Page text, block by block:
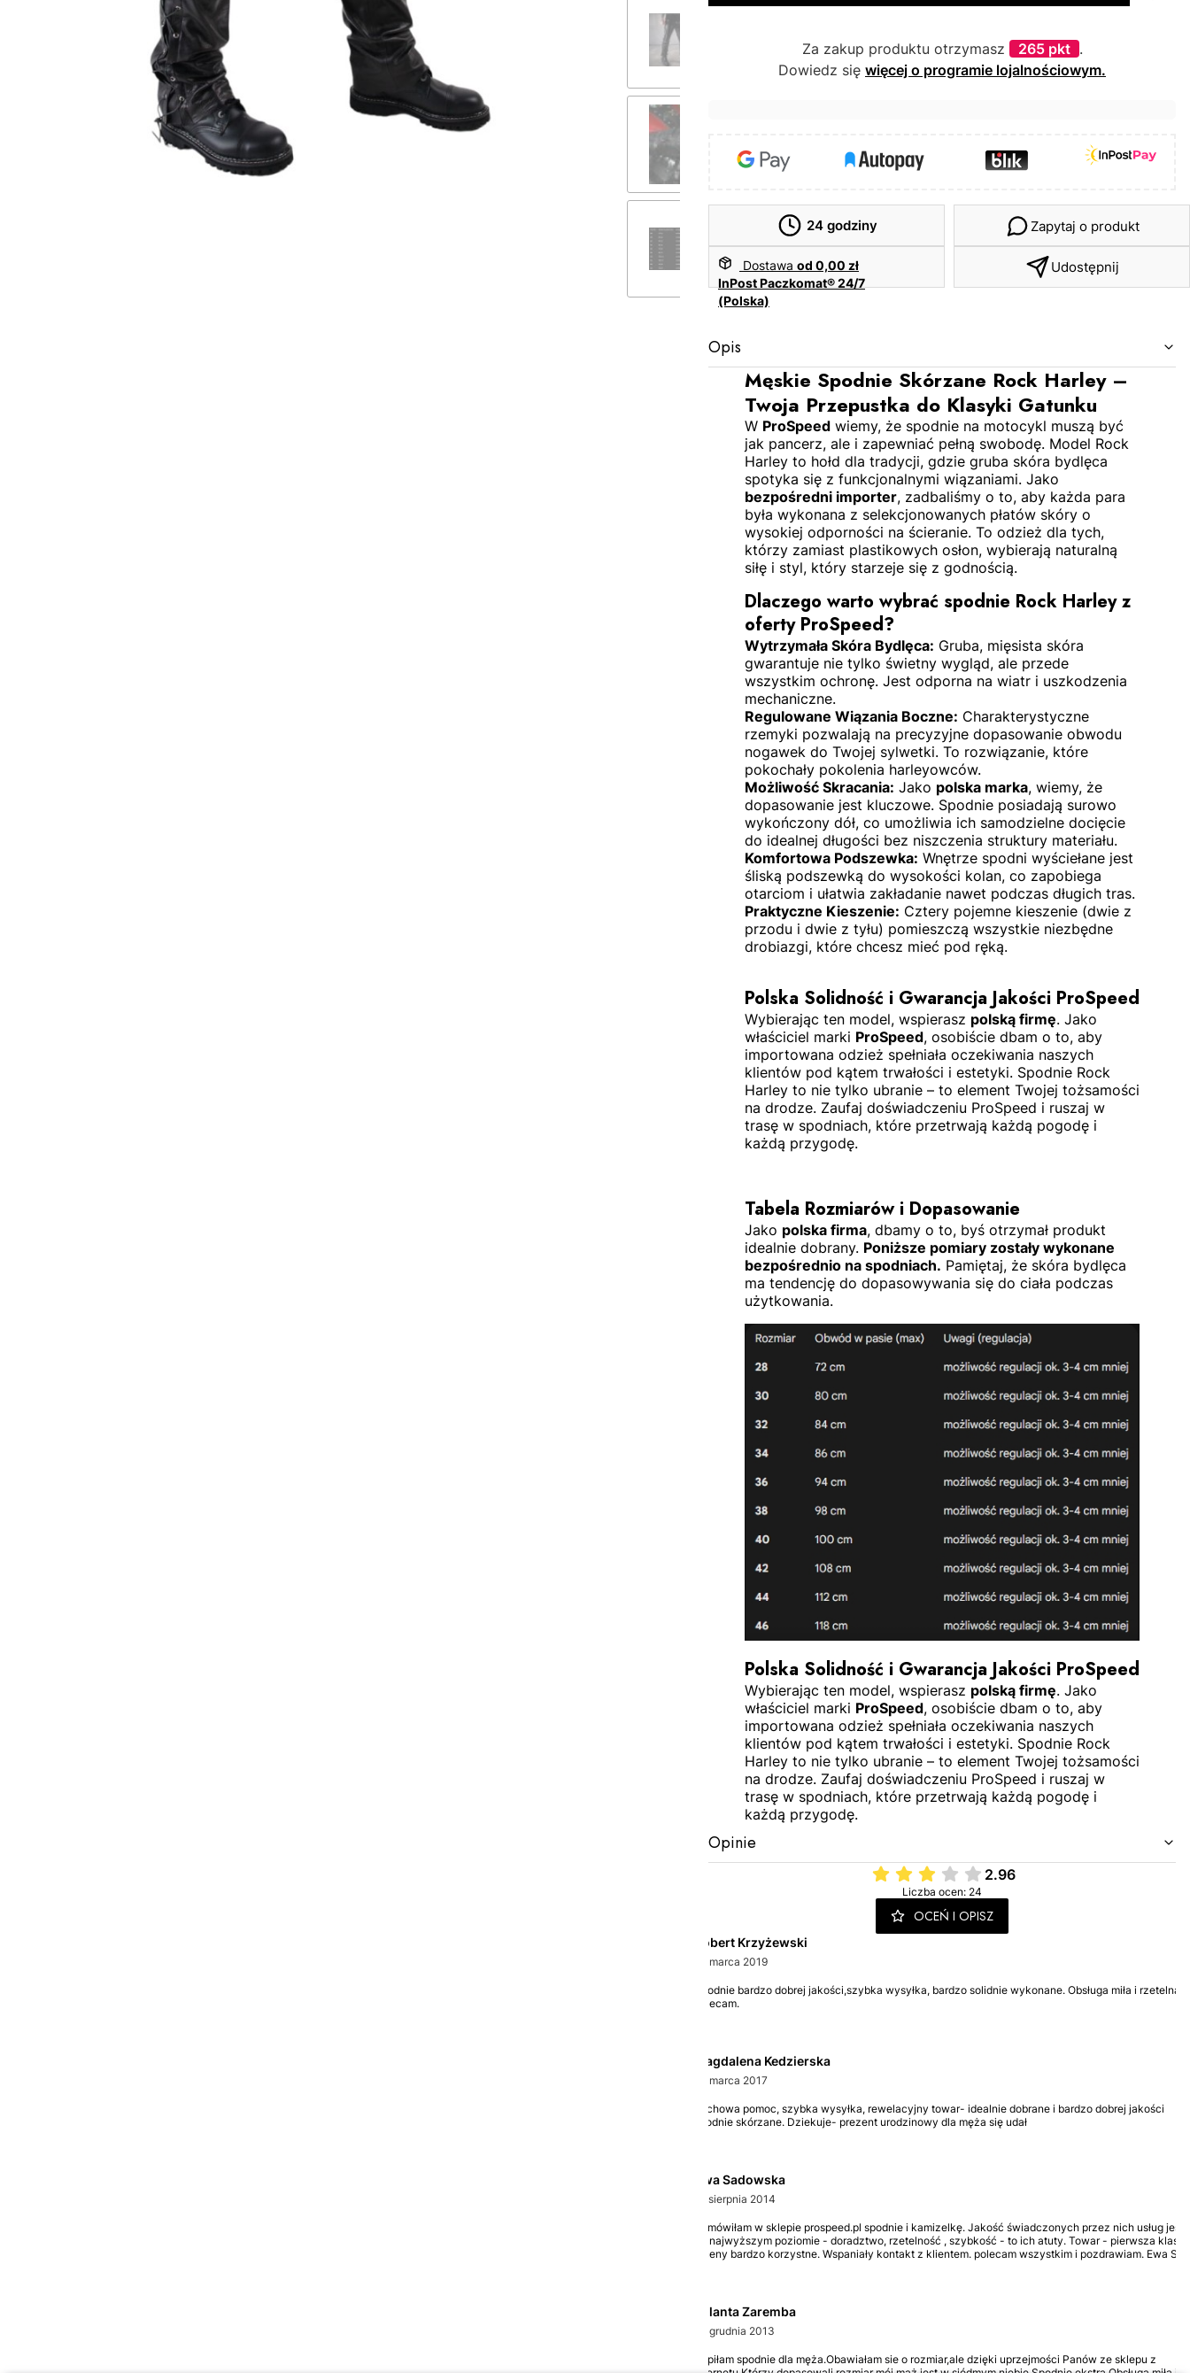
Za zakup produktu otrzymasz 265 pkt .
Dowiedz się więcej o programie lojalnościowym.
24 godziny
Dostawa od 0,00 zł
InPost Paczkomat® 24/7
(Polska)
Zapytaj o produkt
Udostępnij
Opis
Męskie Spodnie Skórzane Rock Harley –
Twoja Przepustka do Klasyki Gatunku
W ProSpeedwiemy, że spodnie na motocykl muszą być
jak pancerz, ale i zapewniać pełną swobodę. Model Rock
Harley to hołd dla tradycji, gdzie gruba skóra bydlęca
spotyka się z funkcjonalnymi wiązaniami. Jako
bezpośredni importer, zadbaliśmy o to, aby każda para
była wykonana z selekcjonowanych płatów skóry o
wysokiej odporności na ścieranie. To odzież dla tych,
którzy zamiast plastikowych osłon, wybierają naturalną
siłę i styl, który starzeje się z godnością.
Dlaczego warto wybrać spodnie Rock Harley z
oferty ProSpeed?
Wytrzymała Skóra Bydlęca: Gruba, mięsista skóra
gwarantuje nie tylko świetny wygląd, ale przede
wszystkim ochronę. Jest odporna na wiatr i uszkodzenia
mechaniczne.
Regulowane Wiązania Boczne: Charakterystyczne
rzemyki pozwalają na precyzyjne dopasowanie obwodu
nogawek do Twojej sylwetki. To rozwiązanie, które
pokochały pokolenia harleyowców.
Możliwość Skracania: Jako polska marka, wiemy, że
dopasowanie jest kluczowe. Spodnie posiadają surowo
wykończony dół, co umożliwia ich samodzielne docięcie
do idealnej długości bez niszczenia struktury materiału.
Komfortowa Podszewka: Wnętrze spodni wyściełane jest
śliską podszewką do wysokości kolan, co zapobiega
otarciom i ułatwia zakładanie nawet podczas długich tras.
Praktyczne Kieszenie: Cztery pojemne kieszenie (dwie z
przodu i dwie z tyłu) pomieszczą wszystkie niezbędne
drobiazgi, które chcesz mieć pod ręką.
Polska Solidność i Gwarancja Jakości ProSpeed
Wybierając ten model, wspierasz polską firmę. Jako
właściciel marki ProSpeed, osobiście dbam o to, aby
importowana odzież spełniała oczekiwania naszych
klientów pod kątem trwałości i estetyki. Spodnie Rock
Harley to nie tylko ubranie – to element Twojej tożsamości
na drodze. Zaufaj doświadczeniu ProSpeed i ruszaj w
trasę w spodniach, które przetrwają każdą pogodę i
każdą przygodę.
Tabela Rozmiarów i Dopasowanie
Jako polska firma, dbamy o to, byś otrzymał produkt
idealnie dobrany. Poniższe pomiary zostały wykonane
bezpośrednio na spodniach. Pamiętaj, że skóra bydlęca
ma tendencję do dopasowywania się do ciała podczas
użytkowania.
Polska Solidność i Gwarancja Jakości ProSpeed
Wybierając ten model, wspierasz polską firmę. Jako
właściciel marki ProSpeed, osobiście dbam o to, aby
importowana odzież spełniała oczekiwania naszych
klientów pod kątem trwałości i estetyki. Spodnie Rock
Harley to nie tylko ubranie – to element Twojej tożsamości
na drodze. Zaufaj doświadczeniu ProSpeed i ruszaj w
trasę w spodniach, które przetrwają każdą pogodę i
każdą przygodę.
Opinie
2.96
Liczba ocen: 24
OCEŃ I OPISZ
Robert Krzyżewski
29 marca 2019
Spodnie bardzo dobrej jakości,szybka wysyłka, bardzo solidnie wykonane. Obsługa miła i rzetelna,
polecam.
Magdalena Kedzierska
25 marca 2017
Fachowa pomoc, szybka wysyłka, rewelacyjny towar- idealnie dobrane i bardzo dobrej jakości
spodnie skórzane. Dziekuje- prezent urodzinowy dla męża się udał
Ewa Sadowska
18 sierpnia 2014
Zamówiłam w sklepie prospeed.pl spodnie i kamizelkę. Jakość świadczonych przez nich usług jest
na najwyższym poziomie - doradztwo, rzetelność , szybkość - to ich atuty. Towar - pierwsza klasa,
a ceny bardzo korzystne. Wspaniały kontakt z klientem. polecam wszystkim i pozdrawiam. Ewa S.
Jolanta Zaremba
26 grudnia 2013
Kupiłam spodnie dla męża.Obawiałam sie o rozmiar,ale dzięki uprzejmości Panów ze sklepu z
internetu,Którzy dopasowali rozmiar mój mąż jest w siódmym niebie.Spodnie ekstra,Obsługa miła i